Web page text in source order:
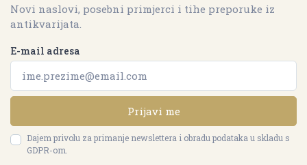
Novi naslovi, posebni primjerci i tihe preporuke iz
antikvarijata.
E-mail adresa
Prijavi me
Dajem privolu za primanje newslettera i obradu podataka u skladu s
GDPR-om.